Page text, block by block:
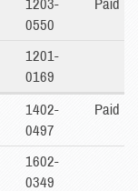
1203-
0550
Paid
1201-
0169
1402-
0497
Paid
1602-
0349